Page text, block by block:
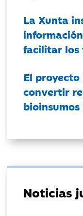
La Xunta
facilitar los
El proyecto
convertir
Noticias